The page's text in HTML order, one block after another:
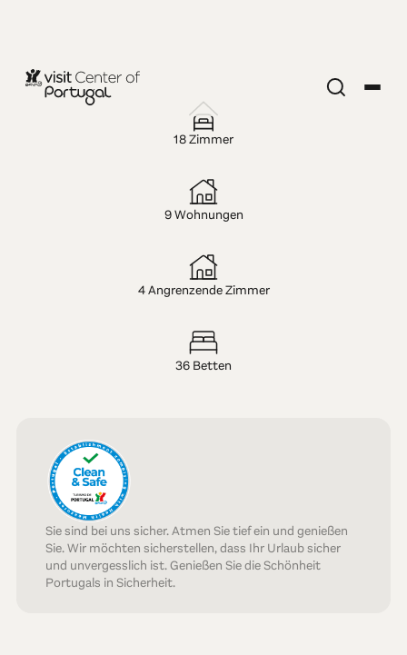
HOTEL — 3-STERNE
Hotel das
Salinas
18 Zimmer
9 Wohnungen
4 Angrenzende Zimmer
36 Betten
Sie sind bei uns sicher. Atmen Sie tief ein und genießen
Sie. Wir möchten sicherstellen, dass Ihr Urlaub sicher
und unvergesslich ist. Genießen Sie die Schönheit
Portugals in Sicherheit.